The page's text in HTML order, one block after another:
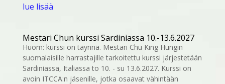
lue lisää
Mestari Chun kurssi Sardiniassa 10.-13.6.2027
Huom: kurssi on täynnä. Mestari Chu King Hungin
suomalaisille harrastajille tarkoitettu kurssi järjestetään
Sardiniassa, Italiassa to 10. - su 13.6.2027. Kurssi on
avoin ITCCA:n jäsenille, jotka osaavat vähintään